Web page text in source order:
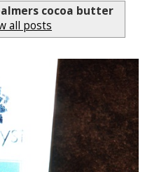
cocoa butter
all posts